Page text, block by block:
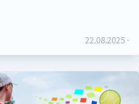
22.08.2025 ·